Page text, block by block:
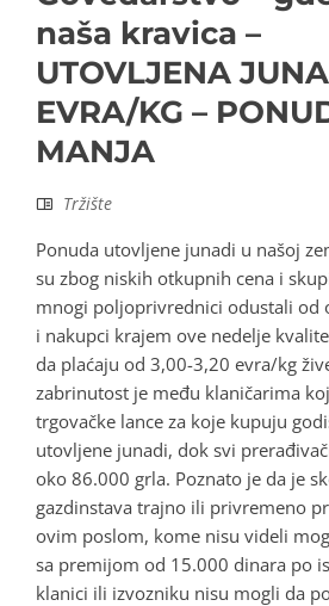
naša kravica –
UTOVLJENA
EVRA/KG –
MANJA
Tržište
Ponuda utovljene junadi u našoj
su zbog niskih otkupnih cena i
mnogi poljoprivrednici odustali od
i nakupci krajem ove nedelje
da plaćaju od 3,00-3,20 evra/kg
zabrinutost je među klaničarima
trgovačke lance za koje kupuju
utovljene junadi, dok svi
oko 86.000 grla. Poznato je da je
gazdinstava trajno ili privremeno
ovim poslom, kome nisu videli
sa premijom od 15.000 dinara po
klanici ili izvozniku nisu mogli da